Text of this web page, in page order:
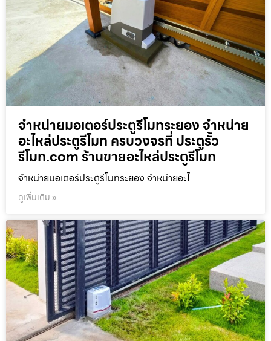
จำหน่ายมอเตอร์ประตูรีโมทระยอง จำหน่าย
อะไหล่ประตูรีโมท ครบวงจรที่ ประตูรั้ว
รีโมท.com ร้านขายอะไหล่ประตูรีโมท
จำหน่ายมอเตอร์ประตูรีโมทระยอง จำหน่ายอะไ
ดูเพิ่มเติม »